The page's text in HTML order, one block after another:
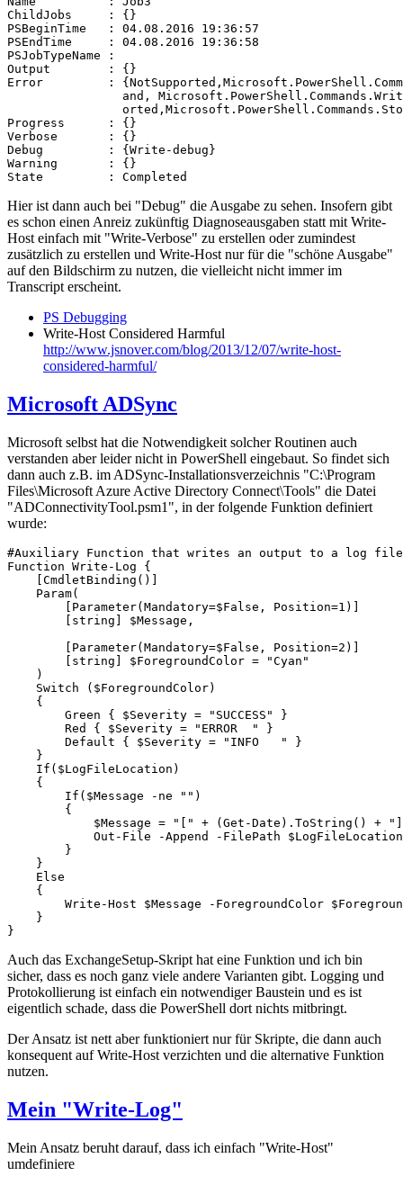
ChildJobs     : {}
PSBeginTime   : 04.08.2016 19:36:57
PSEndTime     : 04.08.2016 19:36:58
PSJobTypeName :
Output        : {}
Error         :
and,
Progress      : {}
Verbose       : {}
Debug         : {Write-debug}
Warning       : {}
State         : Completed
Hier ist dann auch bei "Debug" die Ausgabe zu sehen. Insofern gibt
es schon einen Anreiz zukünftig Diagnoseausgaben statt mit Write-
Host einfach mit "Write-Verbose" zu erstellen oder zumindest
zusätzlich zu erstellen und Write-Host nur für die "schöne Ausgabe"
auf den Bildschirm zu nutzen, die vielleicht nicht immer im
Transcript erscheint.
PS Debugging
Write-Host Considered Harmful
http://www.jsnover.com/blog/2013/12/07/write-host-
considered-harmful/
Microsoft ADSync
Microsoft selbst hat die Notwendigkeit solcher Routinen auch
verstanden aber leider nicht in PowerShell eingebaut. So findet sich
dann auch z.B. im ADSync-Installationsverzeichnis "C:\Program
Files\Microsoft Azure Active Directory Connect\Tools" die Datei
"ADConnectivityTool.psm1", in der folgende Funktion definiert
wurde:
#Auxiliary Function that writes an output to a log file
Function Write-Log {
    [CmdletBinding()]
    Param(
        [Parameter(Mandatory=$False, Position=1)]
        [string] $Message,
        [Parameter(Mandatory=$False, Position=2)]
        [string] $ForegroundColor = "Cyan"
    )
    Switch ($ForegroundColor)
    {
        Green { $Severity = "SUCCESS" }
        Red { $Severity = "ERROR  " }
        Default { $Severity = "INFO   " }
    }
    If($LogFileLocation)
    {
        If($Message -ne "")
        {
$Message = "[" + (Get-Date).ToString() +
Out-File -Append -FilePath
        }
    }
    Else
    {
Write-Host $Message -ForegroundColor
    }
}
Auch das ExchangeSetup-Skript hat eine Funktion und ich bin
sicher, dass es noch ganz viele andere Varianten gibt. Logging und
Protokollierung ist einfach ein notwendiger Baustein und es ist
eigentlich schade, dass die PowerShell dort nichts mitbringt.
Der Ansatz ist nett aber funktioniert nur für Skripte, die dann auch
konsequent auf Write-Host verzichten und die alternative Funktion
nutzen.
Mein "Write-Log"
Mein Ansatz beruht darauf, dass ich einfach "Write-Host"
umdefiniere